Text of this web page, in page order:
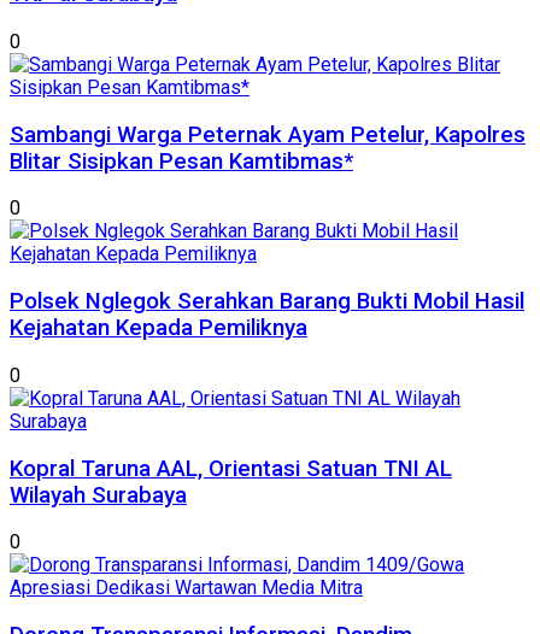
0
Sambangi Warga Peternak Ayam Petelur, Kapolres
Blitar Sisipkan Pesan Kamtibmas*
0
Polsek Nglegok Serahkan Barang Bukti Mobil Hasil
Kejahatan Kepada Pemiliknya
0
Kopral Taruna AAL, Orientasi Satuan TNI AL
Wilayah Surabaya
0